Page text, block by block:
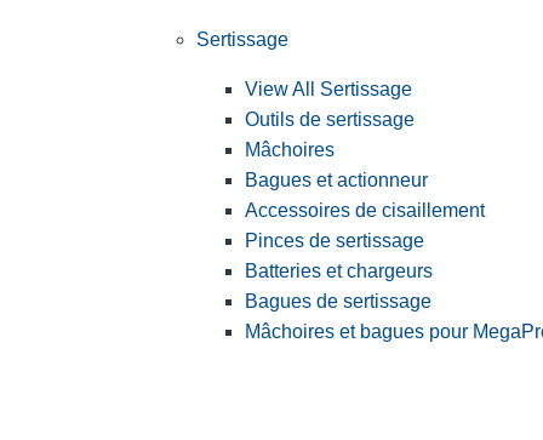
Sertissage
View All Sertissage
Outils de sertissage
Mâchoires
Bagues et actionneur
Accessoires de cisaillement
Pinces de sertissage
Batteries et chargeurs
Bagues de sertissage
Mâchoires et bagues pour